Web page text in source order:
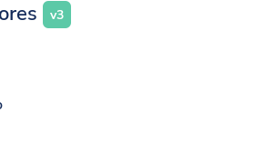
v3